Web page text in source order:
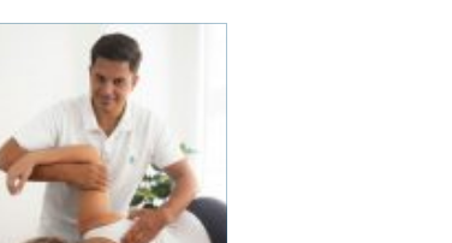
ämnen som stimulerar
blodcirkulationen och